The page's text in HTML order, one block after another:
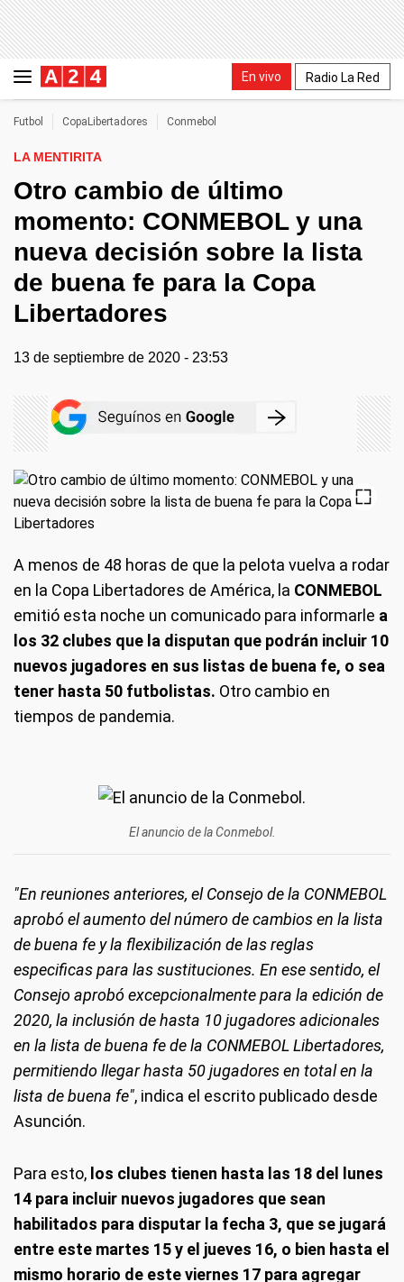
En vivo Radio La Red
Futbol CopaLibertadores Conmebol
LA MENTIRITA
Otro cambio de último
momento: CONMEBOL y una
nueva decisión sobre la lista
de buena fe para la Copa
Libertadores
13 de septiembre de 2020 - 23:53
A menos de 48 horas de que la pelota vuelva a rodar
en la Copa Libertadores de América, la CONMEBOL
emitió esta noche un comunicado para informarle a
los 32 clubes que la disputan que podrán incluir 10
nuevos jugadores en sus listas de buena fe, o sea
tener hasta 50 futbolistas. Otro cambio en
tiempos de pandemia.
El anuncio de la Conmebol.
"En reuniones anteriores, el Consejo de la CONMEBOL
aprobó el aumento del número de cambios en la lista
de buena fe y la flexibilización de las reglas
especificas para las sustituciones. En ese sentido, el
Consejo aprobó excepcionalmente para la edición de
2020, la inclusión de hasta 10 jugadores adicionales
en la lista de buena fe de la CONMEBOL Libertadores,
permitiendo llegar hasta 50 jugadores en total en la
lista de buena fe", indica el escrito publicado desde
Asunción.
Para esto, los clubes tienen hasta las 18 del lunes
14 para incluir nuevos jugadores que sean
habilitados para disputar la fecha 3, que se jugará
entre este martes 15 y el jueves 16, o bien hasta el
mismo horario de este viernes 17 para agregar